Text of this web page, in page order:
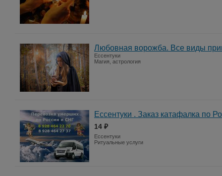
Любовная ворожба. Все виды
Ессентуки
Магия, астрология
Ессентуки . Заказ катафалка по
14 ₽
Ессентуки
Ритуальные услуги